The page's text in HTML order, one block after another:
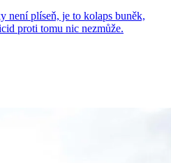
není plíseň, je to kolaps buněk,
proti tomu nic nezmůže.